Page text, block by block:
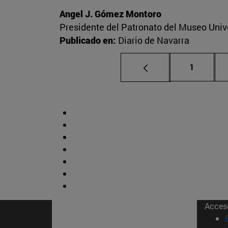
Angel J. Gómez Montoro
Presidente del Patronato del Museo
Publicado en: Diario de Navarra
Página
1